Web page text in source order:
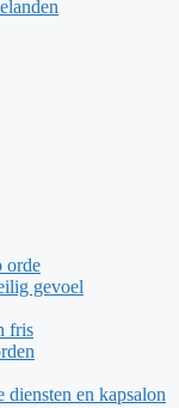
orde
gevoel
fris
diensten en kapsalon